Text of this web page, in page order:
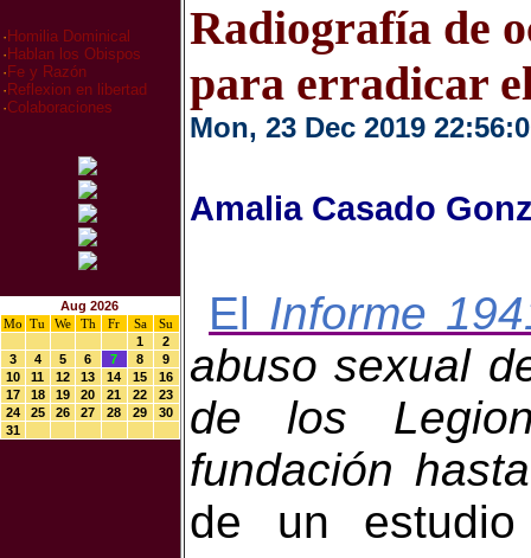
· Homilia Dominical
· Hablan los Obispos
· Fe y Razón
· Reflexion en libertad
·Colaboraciones
Aug 2026
Mo
Tu We Th Fr Sa
Su
1
2
3
4 5 6 7 8
9
10
11 12 13 14 15
16
17
18 19 20 21 22
23
24
25 26 27 28 29
30
31
Radiografía de
para erradicar
Mon, 23 Dec 2019
Amalia Casado
El Informe
abuso sexual
de los
fundación
de un